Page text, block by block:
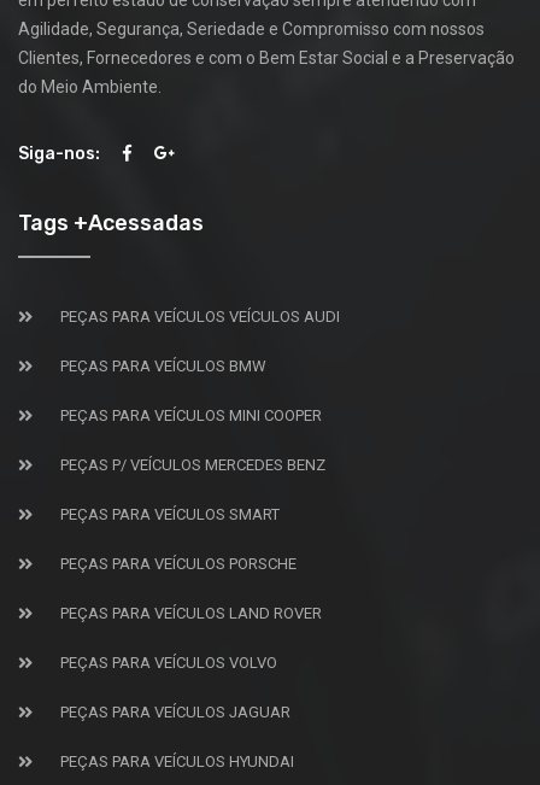
Agilidade, Segurança, Seriedade e Compromisso com nossos
Clientes, Fornecedores e com o Bem Estar Social e a Preservação
do Meio Ambiente.
Siga-nos:
Tags +Acessadas
PEÇAS PARA VEÍCULOS VEÍCULOS AUDI
PEÇAS PARA VEÍCULOS BMW
PEÇAS PARA VEÍCULOS MINI COOPER
PEÇAS P/ VEÍCULOS MERCEDES BENZ
PEÇAS PARA VEÍCULOS SMART
PEÇAS PARA VEÍCULOS PORSCHE
PEÇAS PARA VEÍCULOS LAND ROVER
PEÇAS PARA VEÍCULOS VOLVO
PEÇAS PARA VEÍCULOS JAGUAR
PEÇAS PARA VEÍCULOS HYUNDAI